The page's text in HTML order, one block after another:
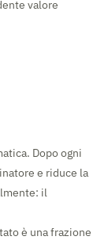
valore
Dopo ogni
e riduce la
il
è una frazione